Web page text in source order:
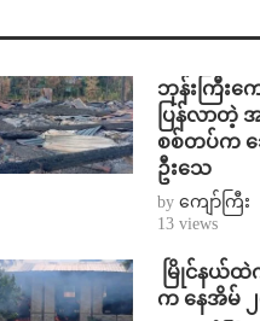
ဘုန်းကြီးကျ
ပြန်လာတဲ့
စစ်တပ်က
ဦးသေ
byကျော်ကြီး
13 views
မြိုင်နယ်ထဲ
က နေအိမ် ၂